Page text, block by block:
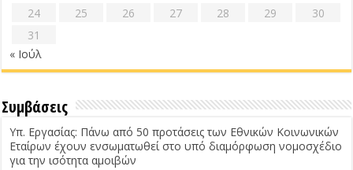
24
25 26 27 28 29
30
31
« Ιούλ
Συμβάσεις
Υπ. Εργασίας: Πάνω από 50 προτάσεις των Εθνικών Κοινωνικών
Εταίρων έχουν ενσωματωθεί στο υπό διαμόρφωση νομοσχέδιο
για την ισότητα αμοιβών